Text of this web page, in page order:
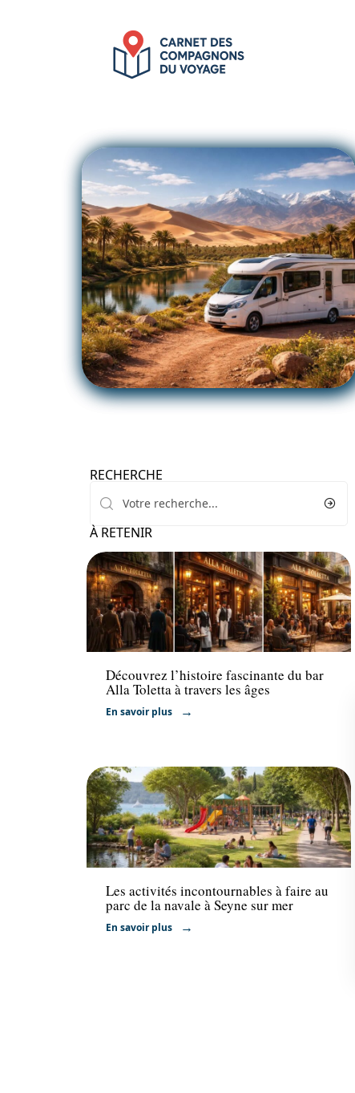
RECHERCHE
À RETENIR
Activités
Découvrez l’histoire fascinante du bar
Alla Toletta à travers les âges
En savoir plus
Activités
Les activités incontournables à faire au
parc de la navale à Seyne sur mer
En savoir plus